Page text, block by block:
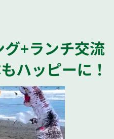
+ランチ交流
ハッピーに！